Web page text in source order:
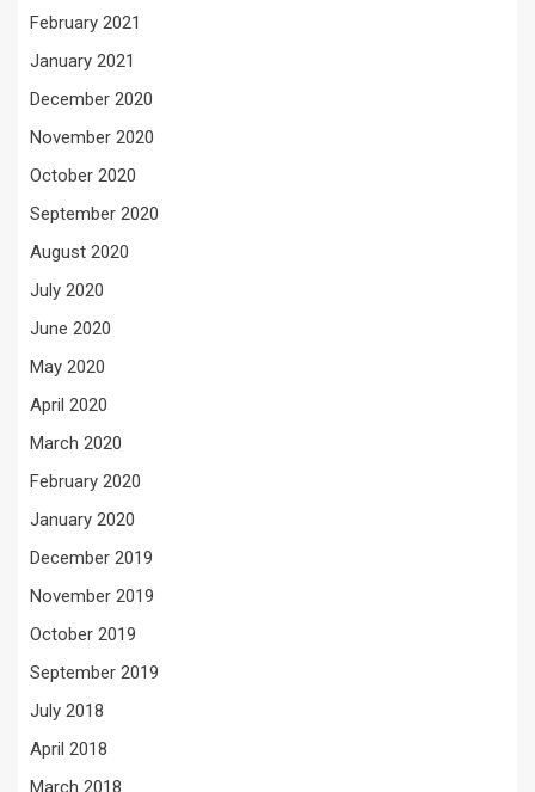
February 2021
January 2021
December 2020
November 2020
October 2020
September 2020
August 2020
July 2020
June 2020
May 2020
April 2020
March 2020
February 2020
January 2020
December 2019
November 2019
October 2019
September 2019
July 2018
April 2018
March 2018